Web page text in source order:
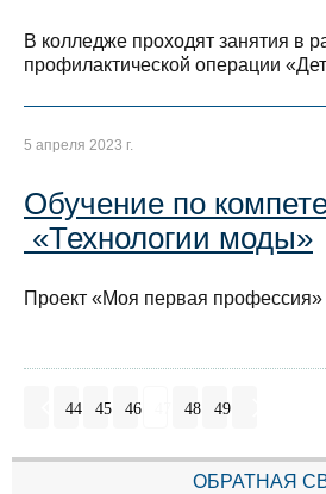
В колледже проходят занятия в
профилактической операции
5 апреля 2023 г.
Обучение по
«Технологии моды»
Проект «Моя первая профессия»
44 45 46 48 49
ОБРАТНАЯ